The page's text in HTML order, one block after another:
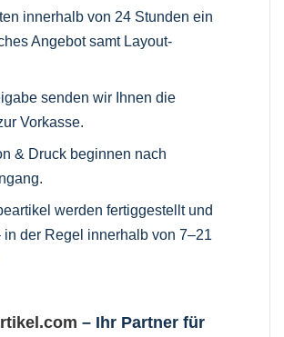
innerhalb von 24 Stunden ein
Angebot samt Layout-
senden wir Ihnen die
Vorkasse.
& Druck beginnen nach
werden fertiggestellt und
in der Regel innerhalb von 7–21
– Ihr Partner für